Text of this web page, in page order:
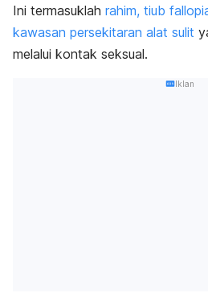
Ini termasuklah rahim, tiub
kawasan persekitaran alat sulit
melalui kontak seksual.
Iklan